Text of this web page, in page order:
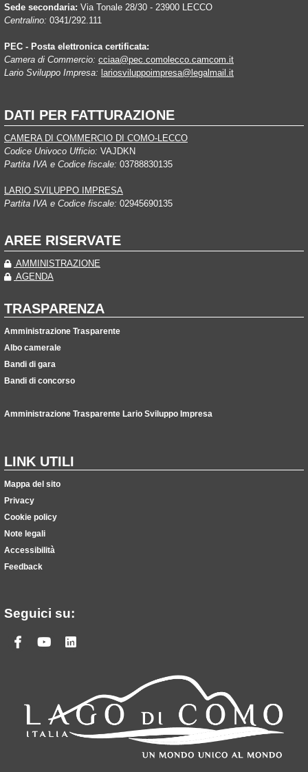
Sede secondaria: Via Tonale 28/30 - 23900 LECCO
Centralino: 0341/292.111
PEC - Posta elettronica certificata:
Camera di Commercio: cciaa@pec.comolecco.camcom.it
Lario Sviluppo Impresa: lariosviluppoimpresa@legalmail.it
DATI PER FATTURAZIONE
CAMERA DI COMMERCIO DI COMO-LECCO
Codice Univoco Ufficio: VAJDKN
Partita IVA e Codice fiscale: 03788830135
LARIO SVILUPPO IMPRESA
Partita IVA e Codice fiscale: 02945690135
AREE RISERVATE
AMMINISTRAZIONE
AGENDA
TRASPARENZA
Amministrazione Trasparente
Albo camerale
Bandi di gara
Bandi di concorso
Amministrazione Trasparente Lario Sviluppo Impresa
LINK UTILI
Mappa del sito
Privacy
Cookie policy
Note legali
Accessibilità
Feedback
Seguici su:
Facebook
Youtube